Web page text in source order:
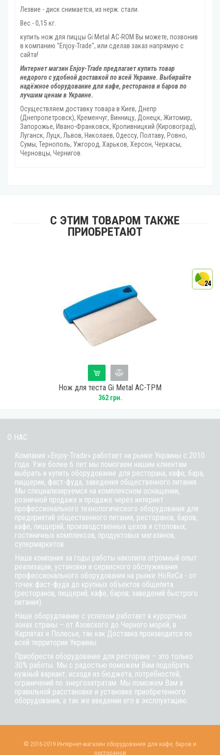
Лезвие - диск снимается, из нерж. стали.
Вес - 0,15 кг.
купить нож для пиццы Gi Metal AC-ROM Вы можете, позвонив
в компанию "Enjoy-Trade", или сделав заказ напрямую с
сайта!
Интернет магзин Enjoy-Trade предлагает купить товар
недорого с удобной доставкой по всей Украине. Выбирайте
надёжное оборудование для кафе, ресторанов и баров по
лучшим ценам в Украине.
Осуществляем доставку товара в Киев, Днепр
(Днепропетровск), Кременчуг, Винницу, Донецк‎, Житомир,
Запорожье, Ивано-Франковск, Кропивницкий‎ (Кировоград),
Луганск, Луцк, Львов, Николаев, Одессу, Полтаву, Ровно,
Сумы, Тернополь, Ужгород‎, Харьков, Херсон‎, Черкасы,
Черновцы, Чернигов.
С ЭТИМ ТОВАРОМ ТАКЖЕ
ПРИОБРЕТАЮТ
24
Нож для теста Gi Metal AC-TPM
362 грн.
О НАС
Компания «Enjoy-Trade» работает на рынке Украины с 2010
года. Уже более 6 лет мы помогаем нашим клиентам
выбрать и купить оборудование для ресторана, кафе, бара,
пиццерии, фаст-фуда, заведения общественного питания.
Мы специализируемся на комплексном оснащении,
розничной продаже и продаже через интернет
профессионального технологического оборудования для
предприятий общественного питания, ресторанов, баров,
кафе, пиццерий, производственных цехов и столовых,
гостиничных комплексов, продуктовых магазинов,
супермаркетов.
Наша компания за годы работы накопила огромный опыт
реализации, установки и сервисного обслуживания
профессионального оборудования на рынке HoReCa - от
точек фаст-фуда до крупных объектов общепита
(ресторанов, пиццерий, кафе, баров, заведений быстрого
питания)
Наше оборудование с успехом работает в курортных
зонах страны – от Азовского до Черного морей, в
Карпатах и Полесье, так как Доставка производится по
всей территории Украины.
Приобрести оборудование для ресторана – это только
30% работы. Мы с радостью поможем Вам подобрать
нужный вариант, исходя из бюджета, потребностей,
ограничений по энергозатратам. Мы поможем Вам в
правильной расстановке и установке приобретенного
оборудования, а так же введении его в эксплуатацию.
© 2016-2019 Интернет-магазин оборудования для кафе, баров и
ресторанов